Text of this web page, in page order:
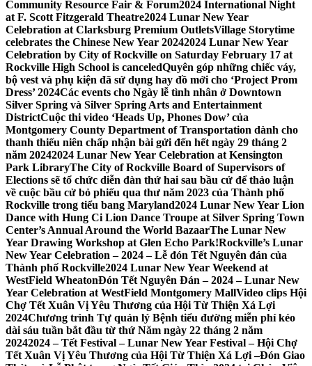
Community Resource Fair & Forum2024 International Night
at F. Scott Fitzgerald Theatre2024 Lunar New Year
Celebration at Clarksburg Premium OutletsVillage Storytime
celebrates the Chinese New Year 20242024 Lunar New Year
Celebration by City of Rockville on Saturday February 17 at
Rockville High School is canceledQuyên góp những chiếc váy,
bộ vest và phụ kiện đã sử dụng hay đồ mới cho ‘Project Prom
Dress’ 2024Các events cho Ngày lễ tình nhân ở Downtown
Silver Spring và Silver Spring Arts and Entertainment
DistrictCuộc thi video ‘Heads Up, Phones Dow’ của
Montgomery County Department of Transportation dành cho
thanh thiếu niên chấp nhận bài gửi đến hết ngày 29 tháng 2
năm 20242024 Lunar New Year Celebration at Kensington
Park LibraryThe City of Rockville Board of Supervisors of
Elections sẽ tổ chức diễn đàn thứ hai sau bầu cử để thảo luận
về cuộc bầu cử bỏ phiếu qua thư năm 2023 của Thành phố
Rockville trong tiểu bang Maryland2024 Lunar New Year Lion
Dance with Hung Ci Lion Dance Troupe at Silver Spring Town
Center’s Annual Around the World BazaarThe Lunar New
Year Drawing Workshop at Glen Echo Park!Rockville’s Lunar
New Year Celebration – 2024 – Lễ đón Tết Nguyên đán của
Thành phố Rockville2024 Lunar New Year Weekend at
WestField WheatonĐón Tết Nguyên Đán – 2024 – Lunar New
Year Celebration at WestField Montgomery MallVideo clips Hội
Chợ Tết Xuân Vị Yêu Thương của Hội Từ Thiện Xá Lợi
2024Chương trình Tự quản lý Bệnh tiểu đường miễn phí kéo
dài sáu tuần bắt đầu từ thứ Năm ngày 22 tháng 2 năm
20242024 – Tết Festival – Lunar New Year Festival – Hội Chợ
Tết Xuân Vị Yêu Thương của Hội Từ Thiện Xá Lợi –Đón Giao